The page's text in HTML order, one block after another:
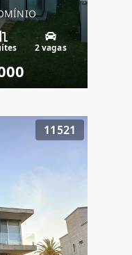
2 vagas
11521